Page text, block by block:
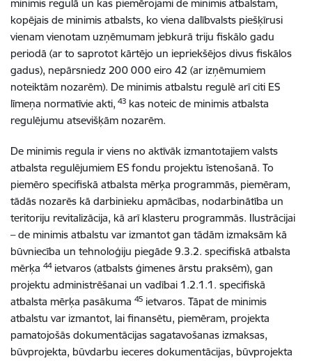
minimis regulā un kas piemērojami de minimis atbalstam,
kopējais de minimis atbalsts, ko viena dalībvalsts piešķīrusi
vienam vienotam uzņēmumam jebkurā triju fiskālo gadu
periodā (ar to saprotot kārtējo un iepriekšējos divus fiskālos
gadus), nepārsniedz 200 000 eiro 42 (ar izņēmumiem
noteiktām nozarēm). De minimis atbalstu regulē arī citi ES
līmeņa normatīvie akti, 43 kas noteic de minimis atbalsta
regulējumu atsevišķām nozarēm.
De minimis regula ir viens no aktīvāk izmantotajiem valsts
atbalsta regulējumiem ES fondu projektu īstenošanā. To
piemēro specifiskā atbalsta mērķa programmās, piemēram,
tādās nozarēs kā darbinieku apmācības, nodarbinātība un
teritoriju revitalizācija, kā arī klasteru programmās. Ilustrācijai
– de minimis atbalstu var izmantot gan tādām izmaksām kā
būvniecība un tehnoloģiju piegāde 9.3.2. specifiskā atbalsta
mērķa 44ietvaros (atbalsts ģimenes ārstu praksēm), gan
projektu administrēšanai un vadībai 1.2.1.1. specifiskā
atbalsta mērķa pasākuma 45 ietvaros. Tāpat de minimis
atbalstu var izmantot, lai finansētu, piemēram, projekta
pamatojošās dokumentācijas sagatavošanas izmaksas,
būvprojekta, būvdarbu ieceres dokumentācijas, būvprojekta